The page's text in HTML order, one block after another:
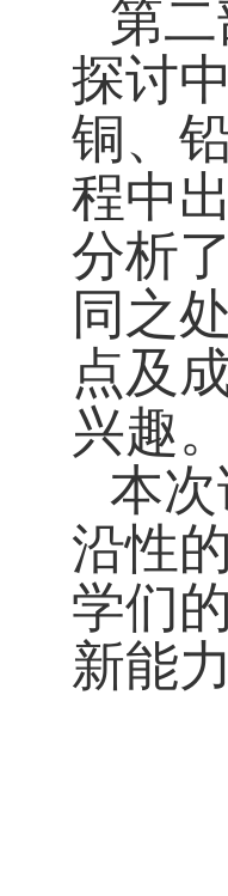
第
探讨
铜、
程中
分析
同之
点及
兴趣。
本
沿性
学们
新能力